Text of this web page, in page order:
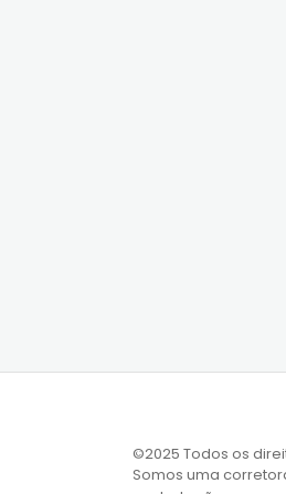
©2025 Todos os
Somos uma